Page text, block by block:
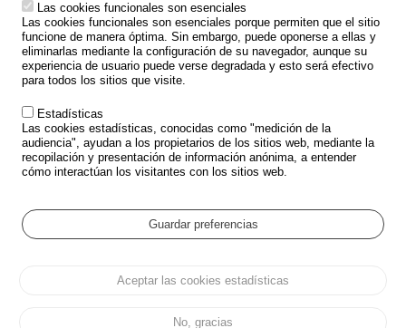
TRATAMIENTO DE DATOS PERSONALES PROCEDENTES DE
ACCIDENTES DE TRÁFICO
ESTUDIOS
CONVOCATORIA DE PROYECTOS DE ESTUDIOS
POLÍTICA DE SEGURIDAD VIAL
Outils
EVENTOS
GLOSARIO
Cookie settings
Protección de datos y CookiesAdministrar las cookies
Las cookies funcionales son esenciales
Las cookies funcionales son esenciales porque permiten que el sitio
funcione de manera óptima. Sin embargo, puede oponerse a ellas y
eliminarlas mediante la configuración de su navegador, aunque su
experiencia de usuario puede verse degradada y esto será efectivo
para todos los sitios que visite.
Estadísticas
Las cookies estadísticas, conocidas como "medición de la
audiencia", ayudan a los propietarios de los sitios web, mediante la
recopilación y presentación de información anónima, a entender
cómo interactúan los visitantes con los sitios web.
Guardar preferencias
Aceptar las cookies estadísticas
No, gracias